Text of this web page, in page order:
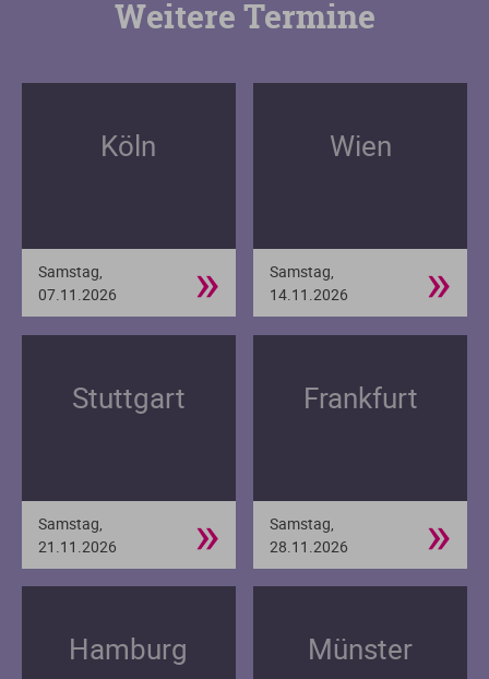
Weitere Termine
Köln
Samstag,
07.11.2026
»
Wien
Samstag,
14.11.2026
»
Stuttgart
Samstag,
21.11.2026
»
Frankfurt
Samstag,
28.11.2026
»
Hamburg Münster